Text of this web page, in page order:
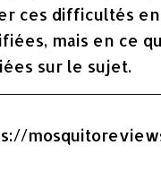
ces difficultés
mais en ce
sur le sujet.